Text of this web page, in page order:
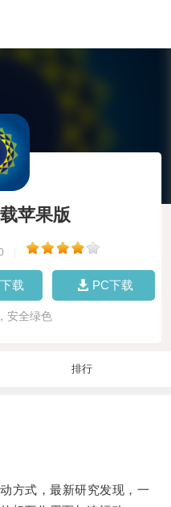
苹果版
载 PC下载
安全绿色
排行
式，最新研究发现，一